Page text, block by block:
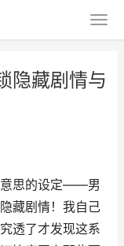
隐藏剧情与
意思的设定——男
藏剧情！我自己
透了才发现这系